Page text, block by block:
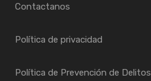
Contactanos
Política de privacidad
Política de Prevención de Delitos